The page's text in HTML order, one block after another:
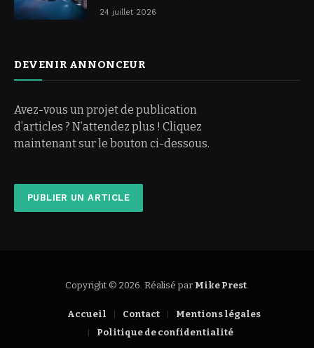
24 juillet 2026
DEVENIR ANNONCEUR
Avez-vous un projet de publication
d’articles ? N’attendez plus ! Cliquez
maintenant sur le bouton ci-dessous.
PUBLIER UN ARTICLE
Copyright © 2026. Réalisé par Mike Prest
Accueil Contact
Mentions légales
Politique de confidentialité